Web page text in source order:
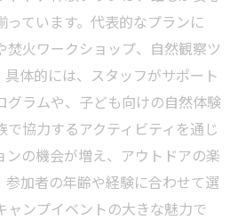
選ぶ長野の注目イベント
ァンに人気の長野県イベント
アイベントの最新トレンド紹
ミット松本の注目ポイントを
っています。代表的なプランに
焚火ワークショップ、自然観察ツ
具体的には、スタッフがサポート
グラムや、子ども向けの自然体験
協力するアクティビティを通じ
ンの機会が増え、アウトドアの楽
参加者の年齢や経験に合わせて選
ャンプイベントの大きな魅力で